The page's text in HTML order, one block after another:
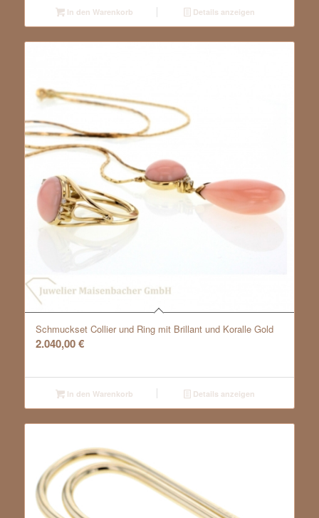
In den Warenkorb Details anzeigen
Schmuckset Collier und Ring mit Brillant und Koralle Gold
2.040,00€
In den Warenkorb Details anzeigen